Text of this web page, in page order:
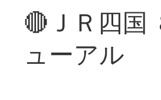
🔴ＪＲ四国
ューアル